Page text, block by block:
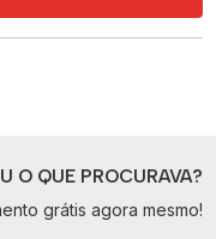
O QUE PROCURAVA?
grátis agora mesmo!